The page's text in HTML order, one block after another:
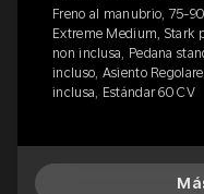
Freno al manubrio, 75-
Extreme Medium, Stark
non inclusa, Pedana
incluso, Asiento
inclusa, Estándar 60 CV